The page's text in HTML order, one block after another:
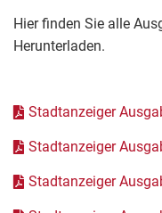
Hier finden Sie alle
Herunterladen.
Stadtanzeiger
Stadtanzeiger
Stadtanzeiger